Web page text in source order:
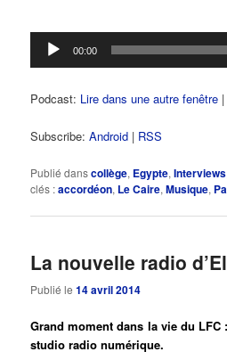
Lecteur
audio
00:00
Podcast: Lire dans une autre fenêtre
Subscribe:Android | RSS
Publié danscollège, Egypte,Interviews
clés :accordéon, Le Caire,Musique,
La nouvelle radio
Publié le14 avril 2014
Grand moment dans la vie du
studio radio numérique.